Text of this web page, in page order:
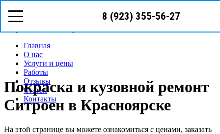
8 (923) 355-56-27
Режим работы: с пн-вс (10 - 1900)Предварительная запись
Главная
О нас
Услуги и цены
Работы
Отзывы
Статьи
Контакты
Покраска и кузовной ремонт
Ситроен в Красноярске
На этой странице вы можете ознакомиться с ценами, заказать